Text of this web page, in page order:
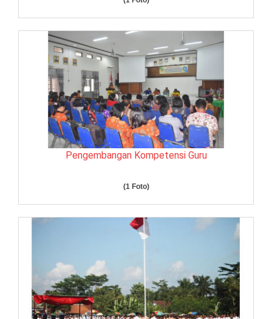
Pengembangan Kompetensi Guru
(1 Foto)